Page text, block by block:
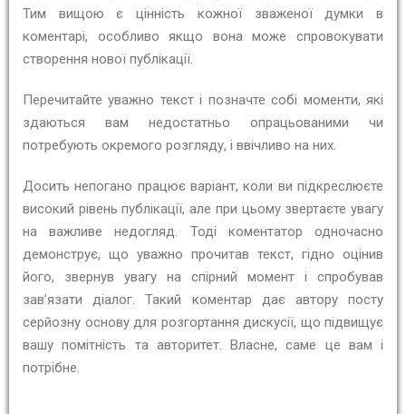
Тим вищою є цінність кожної зваженої думки в
коментарі, особливо якщо вона може спровокувати
створення нової публікації.
Перечитайте уважно текст і позначте собі моменти, які
здаються вам недостатньо опрацьованими чи
потребують окремого розгляду, і ввічливо на них.
Досить непогано працює варіант, коли ви підкреслюєте
високий рівень публікації, але при цьому звертаєте увагу
на важливе недогляд. Тоді коментатор одночасно
демонструє, що уважно прочитав текст, гідно оцінив
його, звернув увагу на спірний момент і спробував
зав’язати діалог. Такий коментар дає автору посту
серйозну основу для розгортання дискусії, що підвищує
вашу помітність та авторитет. Власне, саме це вам і
потрібне.